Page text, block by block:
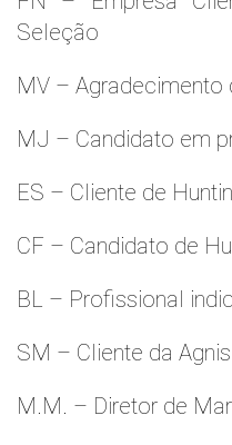
Seleção
MV – Agradecimento
MJ – Candidato em
ES – Cliente de
CF – Candidato de
BL – Profissional
SM – Cliente da Agnis
M.M. – Diretor de